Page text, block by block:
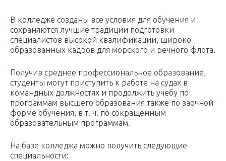
В колледже созданы все условия для обучения и
сохраняются лучшие традиции подготовки
специалистов высокой квалификации, широко
образованных кадров для морского и речного флота.
Получив среднее профессиональное образование,
студенты могут приступить к работе на судах в
командных должностях и продолжить учебу по
программам высшего образования также по заочной
форме обучения, в т. ч. по сокращенным
образовательным программам.
На базе колледжа можно получить следующие
специальности: